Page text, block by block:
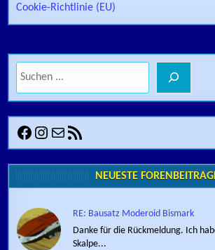
Cookie-Richtlinie (EU)
Facebook
Instagram
E-MailRSS-Feed
NEUESTE
RE: Bausatz Moderoid Bismark
Danke für die Rückmeldung. Ich
Skalpe...